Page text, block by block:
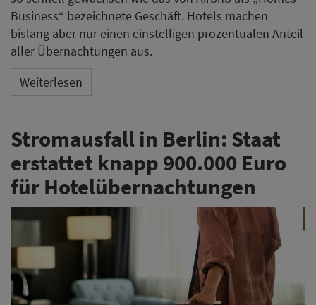
Business“ bezeichnete Geschäft. Hotels machen
bislang aber nur einen einstelligen prozentualen Anteil
aller Übernachtungen aus.
Weiterlesen
Stromausfall in Berlin: Staat
erstattet knapp 900.000 Euro
für Hotelübernachtungen